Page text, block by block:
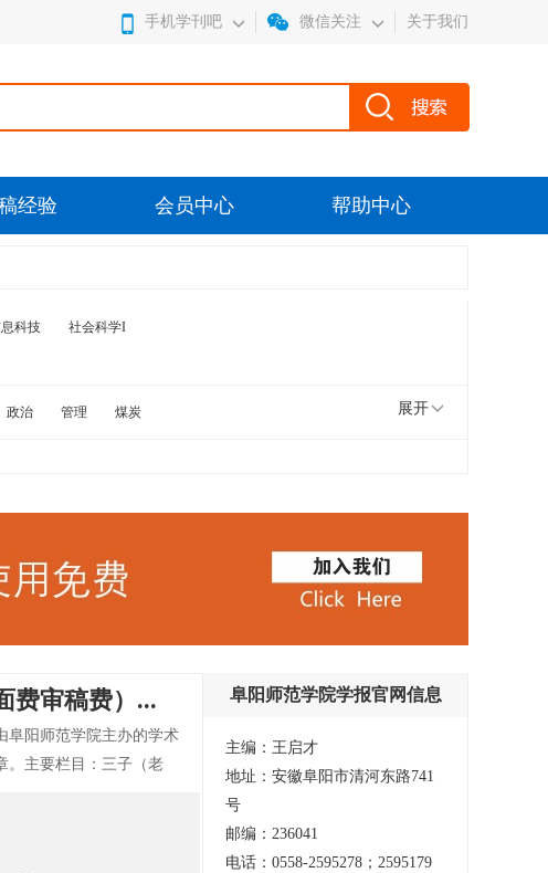
手机学刊吧 微信关注 关于我们
经验 会员中心 帮助中心
科技
社会科学I
政治 管理
煤炭
展开
费审稿费）...
阜阳师范学院主办的学术
。主要栏目：三子（老
阜阳师范学院学报官网信息
主编：王启才
地址：安徽阜阳市清河东路741
号
邮编：236041
电话：0558-2595278；2595179